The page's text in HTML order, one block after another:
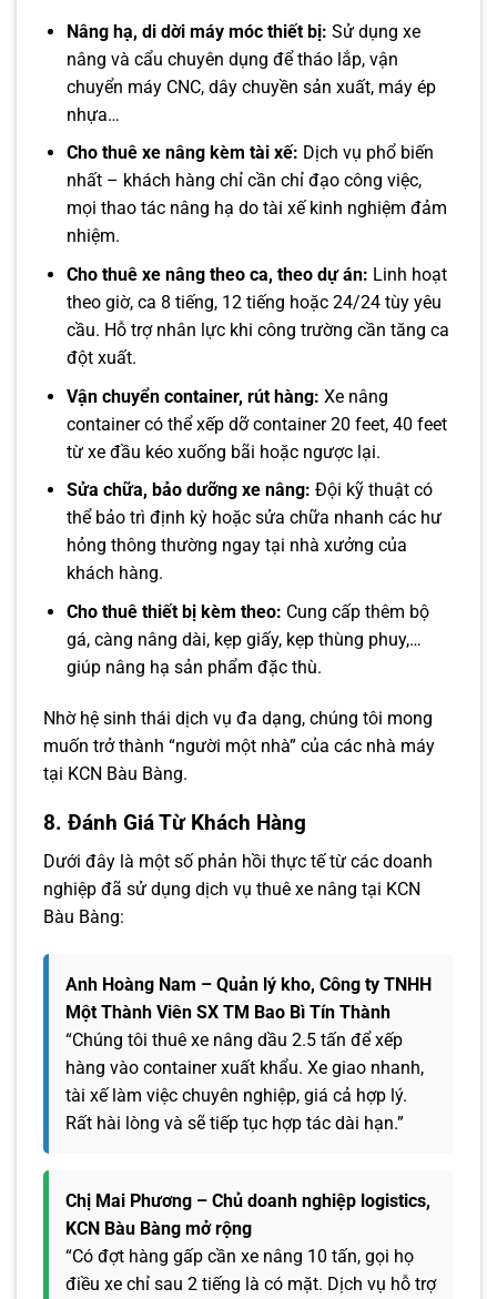
Nâng hạ, di dời máy móc thiết bị: Sử dụng xe
nâng và cẩu chuyên dụng để tháo lắp, vận
chuyển máy CNC, dây chuyền sản xuất, máy ép
nhựa…
Cho thuê xe nâng kèm tài xế: Dịch vụ phổ biến
nhất – khách hàng chỉ cần chỉ đạo công việc,
mọi thao tác nâng hạ do tài xế kinh nghiệm đảm
nhiệm.
Cho thuê xe nâng theo ca, theo dự án: Linh hoạt
theo giờ, ca 8 tiếng, 12 tiếng hoặc 24/24 tùy yêu
cầu. Hỗ trợ nhân lực khi công trường cần tăng ca
đột xuất.
Vận chuyển container, rút hàng: Xe nâng
container có thể xếp dỡ container 20 feet, 40 feet
từ xe đầu kéo xuống bãi hoặc ngược lại.
Sửa chữa, bảo dưỡng xe nâng: Đội kỹ thuật có
thể bảo trì định kỳ hoặc sửa chữa nhanh các hư
hỏng thông thường ngay tại nhà xưởng của
khách hàng.
Cho thuê thiết bị kèm theo: Cung cấp thêm bộ
gá, càng nâng dài, kẹp giấy, kẹp thùng phuy,…
giúp nâng hạ sản phẩm đặc thù.
Nhờ hệ sinh thái dịch vụ đa dạng, chúng tôi mong
muốn trở thành “người một nhà” của các nhà máy
tại KCN Bàu Bàng.
8. Đánh Giá Từ Khách Hàng
Dưới đây là một số phản hồi thực tế từ các doanh
nghiệp đã sử dụng dịch vụ thuê xe nâng tại KCN
Bàu Bàng:
Anh Hoàng Nam – Quản lý kho, Công ty TNHH
Một Thành Viên SX TM Bao Bì Tín Thành
“Chúng tôi thuê xe nâng dầu 2.5 tấn để xếp
hàng vào container xuất khẩu. Xe giao nhanh,
tài xế làm việc chuyên nghiệp, giá cả hợp lý.
Rất hài lòng và sẽ tiếp tục hợp tác dài hạn.”
Chị Mai Phương – Chủ doanh nghiệp logistics,
KCN Bàu Bàng mở rộng
“Có đợt hàng gấp cần xe nâng 10 tấn, gọi họ
điều xe chỉ sau 2 tiếng là có mặt. Dịch vụ hỗ trợ